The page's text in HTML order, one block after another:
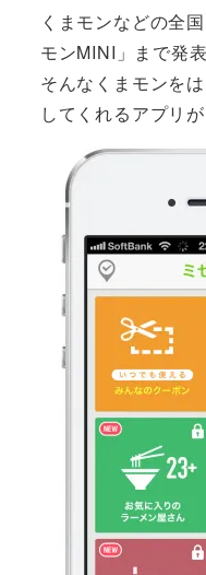
くまモンなどの全
モンMINI」まで発
そんなくまモンを
してくれるアプリ